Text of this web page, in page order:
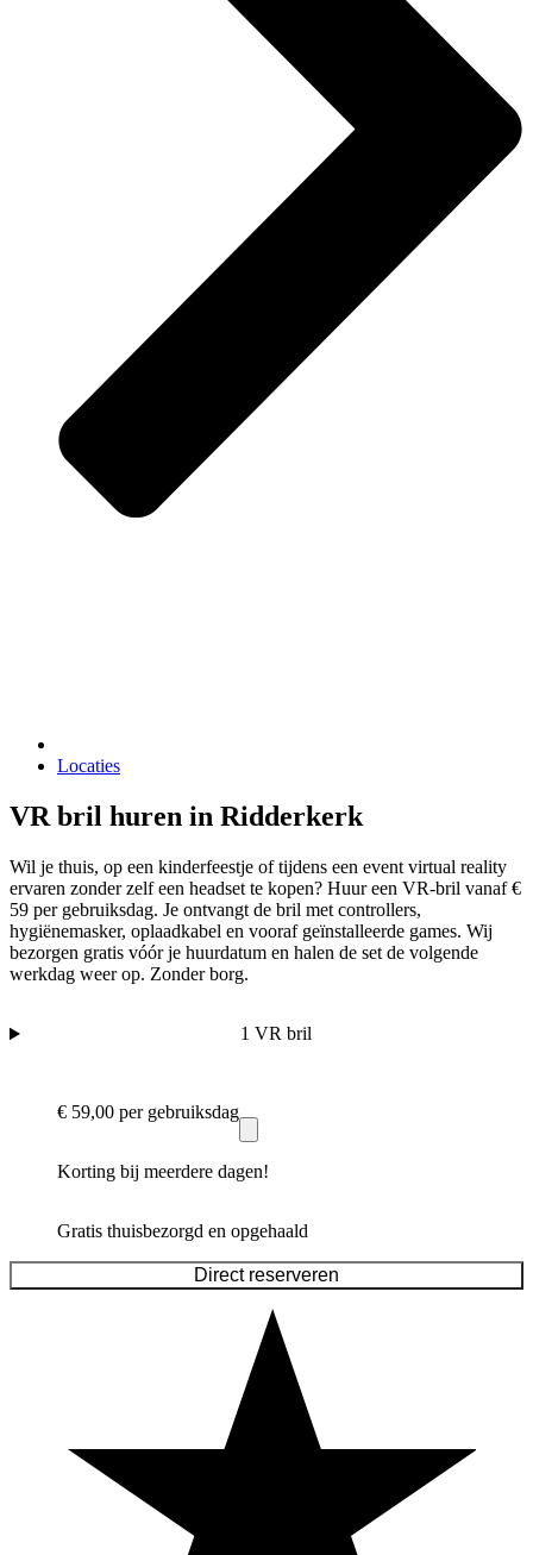
Locaties
VR bril huren in Ridderkerk
Wil je thuis, op een kinderfeestje of tijdens een event virtual reality
ervaren zonder zelf een headset te kopen? Huur een VR-bril vanaf €
59 per gebruiksdag. Je ontvangt de bril met controllers,
hygiënemasker, oplaadkabel en vooraf geïnstalleerde games. Wij
bezorgen gratis vóór je huurdatum en halen de set de volgende
werkdag weer op. Zonder borg.
1 VR bril
€ 59,00 per gebruiksdag
Korting bij meerdere dagen!
Gratis thuisbezorgd en opgehaald
Direct reserveren